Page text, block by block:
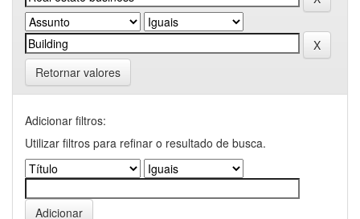
Retornar valores
Adicionar filtros:
Utilizar filtros para refinar o resultado de busca.